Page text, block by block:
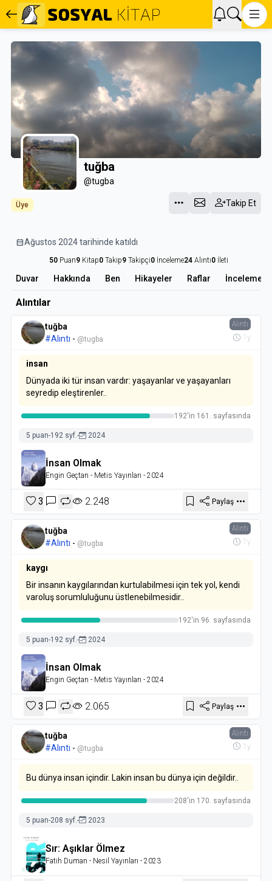
tuğba
@tugba
Takip Et
Üye
calendar_monthAğustos 2024 tarihinde katıldı
50Puan9Kitap0Takip9Takipçi0İnceleme24Alıntı0İleti
Duvar Hakkında Ben Hikayeler Raflar
Alıntılar
tuğba
#Alıntı - @tugba
Alıntı
1y
insan
Dünyada iki tür insan vardır: yaşayanlar ve yaşayanları
seyredip eleştirenler..
192'in 161. sayfasında
5 puan-192 syf.- 2024
İnsan Olmak
Engin Geçtan - Metis Yayınları - 2024
3 2.248 Paylaş
tuğba
#Alıntı - @tugba
Alıntı
1y
kaygı
Bir insanın kaygılarından kurtulabilmesi için tek yol, kendi
varoluş sorumluluğunu üstlenebilmesidir..
192'in 96. sayfasında
5 puan-192 syf.- 2024
İnsan Olmak
Engin Geçtan - Metis Yayınları - 2024
3 2.065 Paylaş
tuğba
#Alıntı - @tugba
Alıntı
1y
Bu dünya insan içindir. Lakin insan bu dünya için değildir..
208'in 170. sayfasında
5 puan-208 syf. - 2023
Sır: Aşıklar Ölmez
Fatih Duman - Nesil Yayınları - 2023